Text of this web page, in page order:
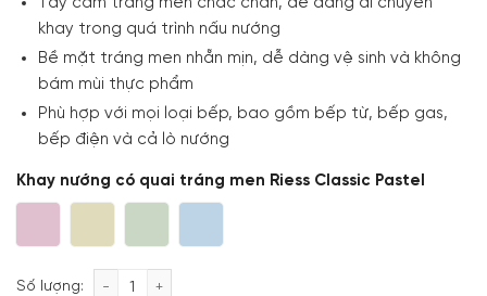
khay trong quá trình nấu nướng
Bề mặt tráng men nhẵn mịn, dễ dàng vệ sinh và không
bám mùi thực phẩm
Phù hợp với mọi loại bếp, bao gồm bếp từ, bếp gas,
bếp điện và cả lò nướng
Khay nướng có quai tráng men Riess Classic Pastel
Số lượng: Khay nướng có quai tráng men Riess Classic